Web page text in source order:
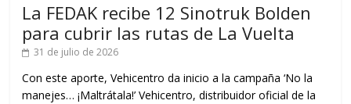
La FEDAK recibe 12 Sinotruk Bolden
para cubrir las rutas de La Vuelta
31 de julio de 2026
Con este aporte, Vehicentro da inicio a la campaña ‘No la
manejes… ¡Maltrátala!’ Vehicentro, distribuidor oficial de la